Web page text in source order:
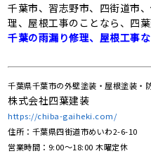
千葉市、習志野市、四街道市
理、屋根工事のことなら、四
千葉の雨漏り修理、屋根工事
千葉県千葉市の外壁塗装・屋根塗装・
株式会社四葉建装
https://chiba-gaiheki.com/
住所：千葉県四街道市めいわ2-6-10
営業時間：9:00〜18:00 木曜定休